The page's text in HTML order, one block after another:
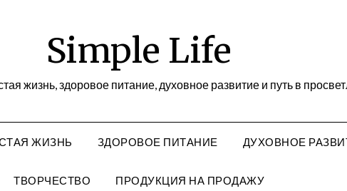
Simple Life
жизнь, здоровое питание, духовное развитие и путь в
ЖИЗНЬ ЗДОРОВОЕ ПИТАНИЕ ДУХОВНОЕ
ТВОРЧЕСТВО ПРОДУКЦИЯ НА ПРОДАЖУ